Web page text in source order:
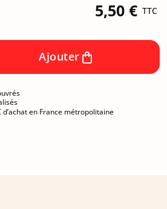
5,50 € TTC
Ajouter
en France métropolitaine